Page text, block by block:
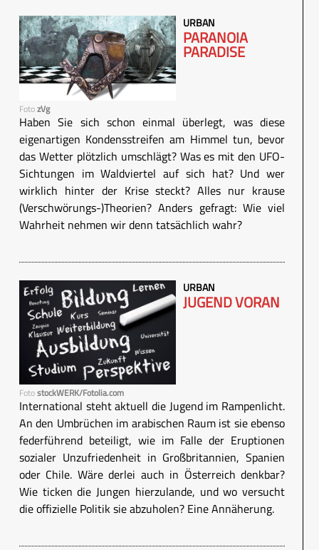
FotozVg
URBAN
PARANOIA
PARADISE
Haben Sie sich schon einmal überlegt, was diese
eigenartigen Kondensstreifen am Himmel tun, bevor
das Wetter plötzlich umschlägt? Was es mit den UFO-
Sichtungen im Waldviertel auf sich hat? Und wer
wirklich hinter der Krise steckt? Alles nur krause
(Verschwörungs-)Theorien? Anders gefragt: Wie viel
Wahrheit nehmen wir denn tatsächlich wahr?
FotostockWERK/Fotolia.com
URBAN
JUGEND VORAN
International steht aktuell die Jugend im Rampenlicht.
An den Umbrüchen im arabischen Raum ist sie ebenso
federführend beteiligt, wie im Falle der Eruptionen
sozialer Unzufriedenheit in Großbritannien, Spanien
oder Chile. Wäre derlei auch in Österreich denkbar?
Wie ticken die Jungen hierzulande, und wo versucht
die offizielle Politik sie abzuholen? Eine Annäherung.